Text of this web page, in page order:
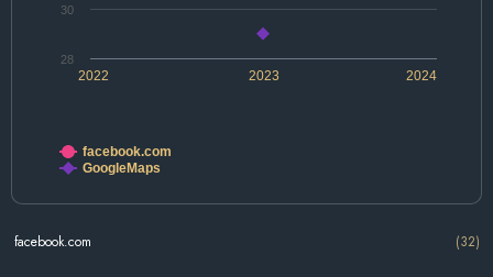
2022 2023 2024
28
30
facebook.com
GoogleMaps
facebook.com (32)